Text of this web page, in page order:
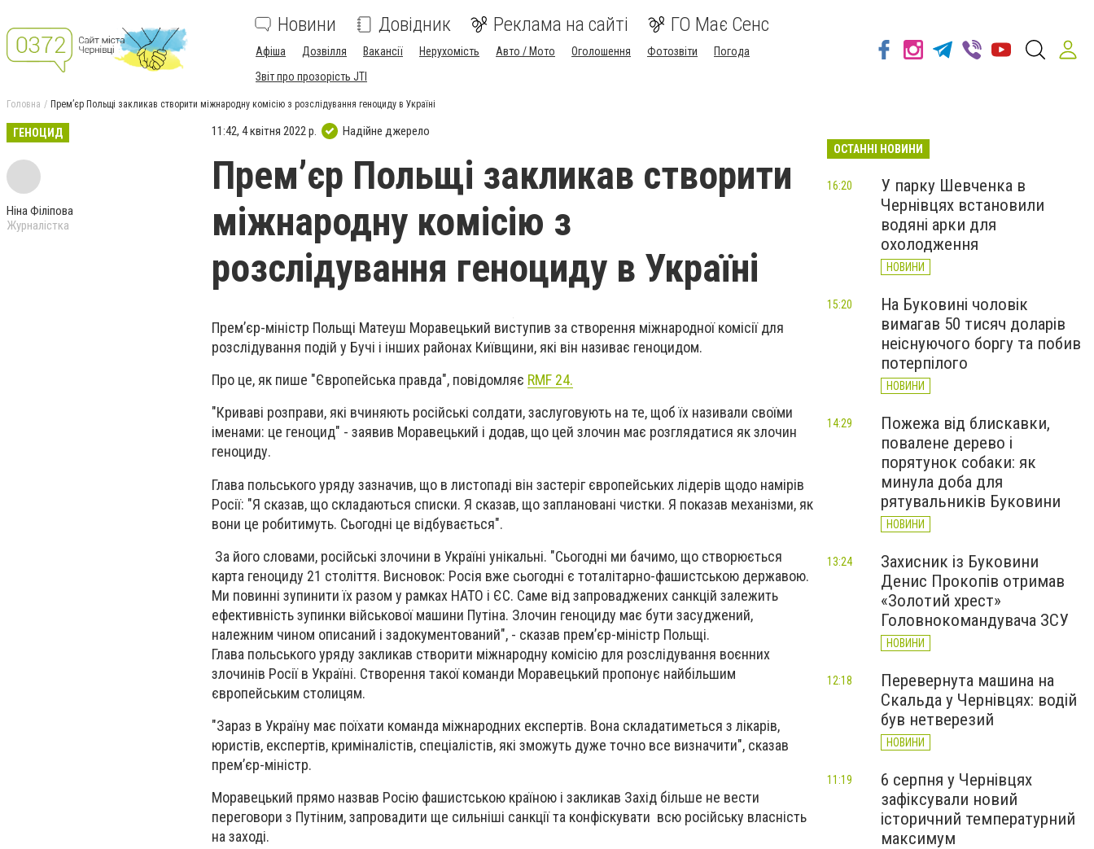
Новини Довідник Реклама на сайті ГО Має Сенс
Афіша Дозвілля Вакансії Нерухомість Авто / Мото Оголошення Фотозвіти
Погода
Звіт про прозорість JTI
Головна Прем’єр Польщі закликав створити міжнародну комісію з розслідування геноциду в Україні
ГЕНОЦИД
Ніна Філіпова
Журналістка
11:42, 4 квітня 2022 р. Надійне джерело
Прем’єр Польщі закликав створити
міжнародну комісію з
розслідування геноциду в Україні
Прем’єр-міністр Польщі Матеуш Моравецький виступив за створення міжнародної комісії для
розслідування подій у Бучі і інших районах Київщини, які він називає геноцидом.
Про це, як пише "Європейська правда", повідомляє RMF 24.
"Криваві розправи, які вчиняють російські солдати, заслуговують на те, щоб їх називали своїми
іменами: це геноцид" - заявив Моравецький і додав, що цей злочин має розглядатися як злочин
геноциду.
Глава польського уряду зазначив, що в листопаді він застеріг європейських лідерів щодо намірів
Росії: "Я сказав, що складаються списки. Я сказав, що заплановані чистки. Я показав механізми, як
вони це робитимуть. Сьогодні це відбувається".
За його словами, російські злочини в Україні унікальні. "Сьогодні ми бачимо, що створюється
карта геноциду 21 століття. Висновок: Росія вже сьогодні є тоталітарно-фашистською державою.
Ми повинні зупинити їх разом у рамках НАТО і ЄС. Саме від запроваджених санкцій залежить
ефективність зупинки військової машини Путіна. Злочин геноциду має бути засуджений,
належним чином описаний і задокументований", - сказав прем’єр-міністр Польщі.
Глава польського уряду закликав створити міжнародну комісію для розслідування воєнних
злочинів Росії в Україні. Створення такої команди Моравецький пропонує найбільшим
європейським столицям.
"Зараз в Україну має поїхати команда міжнародних експертів. Вона складатиметься з лікарів,
юристів, експертів, криміналістів, спеціалістів, які зможуть дуже точно все визначити", сказав
прем’єр-міністр.
Моравецький прямо назвав Росію фашистською країною і закликав Захід більше не вести
переговори з Путіним, запровадити ще сильніші санкції та конфіскувати всю російську власність
на заході.
ОСТАННІ НОВИНИ
У парку Шевченка в
Чернівцях встановили
водяні арки для
охолодження
НОВИНИ
16:20
На Буковині чоловік
вимагав 50 тисяч доларів
неіснуючого боргу та побив
потерпілого
НОВИНИ
15:20
Пожежа від блискавки,
повалене дерево і
порятунок собаки: як
минула доба для
рятувальників Буковини
НОВИНИ
14:29
Захисник із Буковини
Денис Прокопів отримав
«Золотий хрест»
Головнокомандувача ЗСУ
НОВИНИ
13:24
Перевернута машина на
Скальда у Чернівцях: водій
був нетверезий
НОВИНИ
12:18
6 серпня у Чернівцях
зафіксували новий
історичний температурний
максимум
11:19